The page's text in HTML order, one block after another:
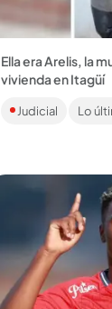
Ella era Arelis, la
vivienda en Itagüí
La víctima tenía
con arma blanca
señalado
Judicial Lo